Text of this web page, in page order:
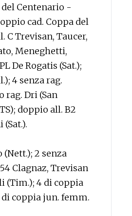
del Centenario -
cad. Coppa del
C Trevisan, Taucer,
Meneghetti,
De Rogatis (Sat.);
4 senza rag.
rag. Dri (San
doppio all. B2
2 senza
Clagnaz, Trevisan
(Tim.); 4 di coppia
di coppia jun. femm.